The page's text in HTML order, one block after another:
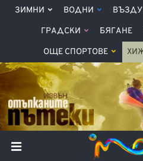
ЗИМНИ ВОДНИ
ГРАДСКИ БЯГАНЕ
ОЩЕ СПОРТОВЕ